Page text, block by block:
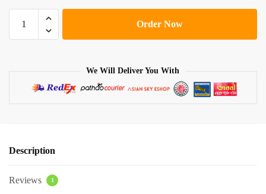
condom
Order Now
We Will Deliver You With
Description
Reviews 1